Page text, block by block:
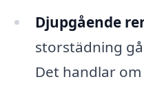
Djupgående
storstädning
Det handlar